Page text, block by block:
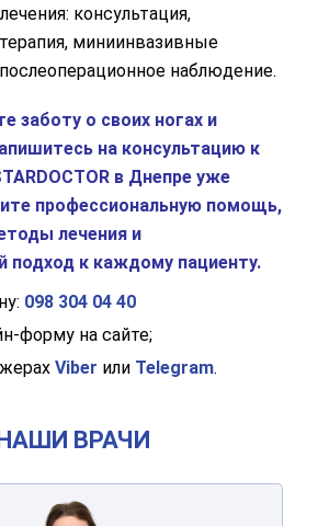
консультация,
миниинвазивные
наблюдение.
заботу о своих ногах и
на консультацию к
в Днепре уже
профессиональную помощь,
лечения и
подход к каждому пациенту.
098 304 04 40
форму на сайте;
Viber или Telegram.
ВРАЧИ